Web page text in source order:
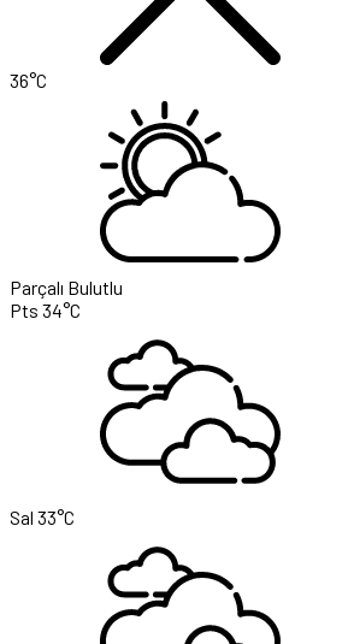
36°C
Parçalı Bulutlu
Pts 34°C
Sal 33°C